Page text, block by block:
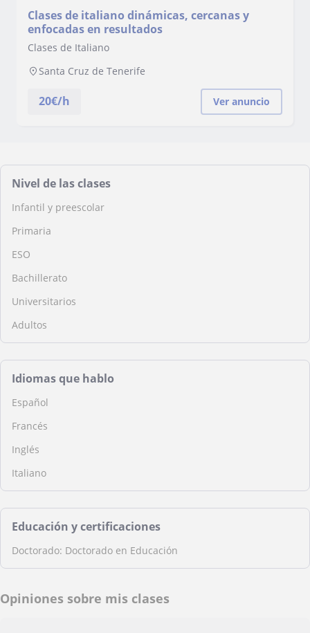
Clases de italiano dinámicas, cercanas y
enfocadas en resultados
Clases de Italiano
Santa Cruz de Tenerife
20€/h Ver anuncio
Nivel de las clases
Infantil y preescolar
Primaria
ESO
Bachillerato
Universitarios
Adultos
Idiomas que hablo
Español
Francés
Inglés
Italiano
Educación y certificaciones
Doctorado: Doctorado en Educación
Opiniones sobre mis clases